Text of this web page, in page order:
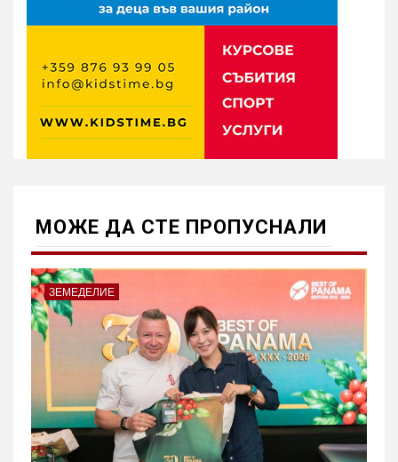
МОЖE ДА СТЕ ПРОПУСНАЛИ
ЗЕМЕДЕЛИЕ